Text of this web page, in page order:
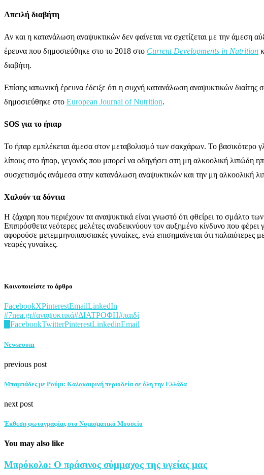
Απειλή διαβήτη
Αν και η κατανάλωση αναψυκτικών δεν φαίνεται να σχετίζεται με την άμεση
έρευνα που δημοσιεύθηκε στο το 2018 στο Current Developments in Nutrition
διαβήτη.
Επίσης ιαπωνική έρευνα έδειξε ότι η συχνή κατανάλωση αναψυκτικών
δημοσιεύθηκε στο European Journal of Nutrition.
SOS για το ήπαρ
Το ήπαρ εμπλέκεται άμεσα στον μεταβολισμό των σακχάρων. Το βασικότερο
λίπους στο ήπαρ, γεγονός που μπορεί να οδηγήσει στη μη αλκοολική λιπώδη
συσχετισμός ανάμεσα στην κατανάλωση αναψυκτικών και την μη αλκοολική
Χαλούν τα δόντια
Η ζάχαρη που περιέχουν τα αναψυκτικά είναι γνωστό ότι φθείρει το σμάλτο
Επιπρόσθετα νεότερες μελέτες αναδεικνύουν τον αυξημένο κίνδυνο που
αφορούσε μετεμμηνοπαυσιακές γυναίκες, ενώ επισημαίνεται ότι
νεαρές γυναίκες.
Κοινοποιείστε το άρθρο
FacebookXPinterestEmailLinkedIn
#7nea.gr#αναψυκτικά#ΔΙΑΤΡΟΦΗ#παιδί
FacebookTwitterPinterestLinkedinEmail
Newsroom
previous post
Μπαμπάδες με Ρούμι: Καλοκαιρινή περιοδεία σε όλη την Ελλάδα
next post
Έκθεση φωτογραφίας στο Νομισματικό Μουσείο
You may also like
Μπρόκολο: Ο πράσινος σύμμαχος της υγείας μας